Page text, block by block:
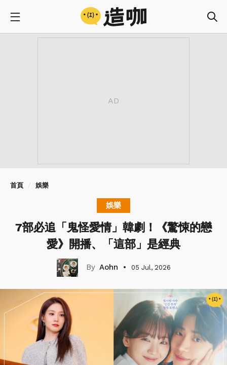
首頁 娛樂
娛樂
7部必追「鬼怪愛情」韓劇！《驚悚的戀
愛》開播、「這部」是經典
Aohn 05 Jul, 2026